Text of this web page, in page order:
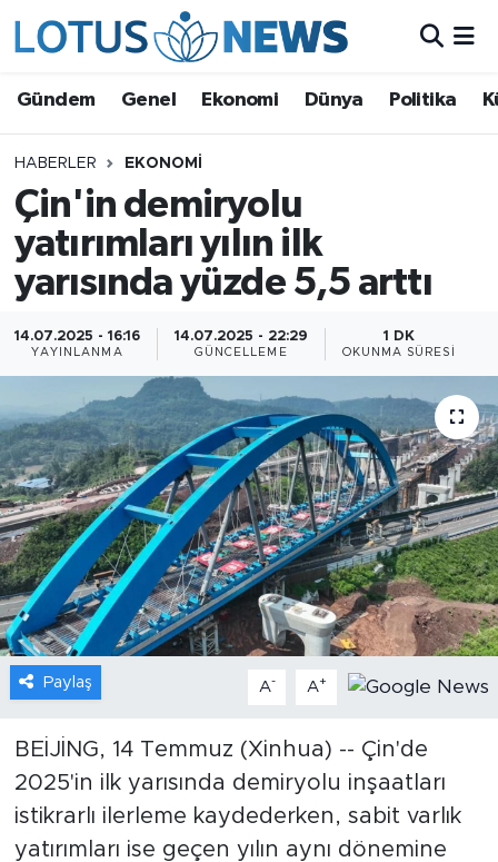
Gündem Genel Ekonomi Dünya Politika
HABERLER EKONOMI
Çin'in demiryolu
yatırımları yılın ilk
yarısında yüzde 5,5 arttı
14.07.2025 - 16:16
YAYINLANMA
14.07.2025 - 22:29
GÜNCELLEME
1 DK
OKUNMA SÜRESI
Paylaş A- A+
BEİJİNG, 14 Temmuz (Xinhua) -- Çin'de
2025'in ilk yarısında demiryolu inşaatları
istikrarlı ilerleme kaydederken, sabit varlık
yatırımları ise geçen yılın aynı dönemine
Ekonomi
Dünya
Politika
Bilim ve Teknoloji
Çin Fuarları
Gündem
Video
Sağlık
Xinhua
Xinhua Türkiye